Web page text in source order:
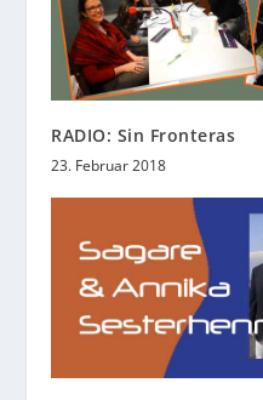
RADIO: Sin Fronteras
23. Februar 2018